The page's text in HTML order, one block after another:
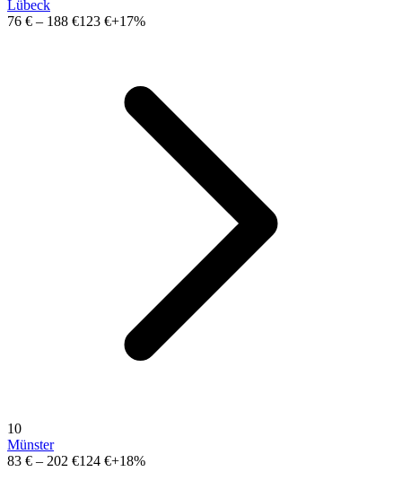
Lübeck
76 € – 188 €123 €+17%
10
Münster
83 € – 202 €124 €+18%